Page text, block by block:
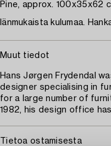
Pine, approx. 100x35x62
Iänmukaista kulumaa.
Muut tiedot
Hans Jørgen Frydendal
designer specialising in
for a large number of
1982, his design office
Tietoa ostamisesta